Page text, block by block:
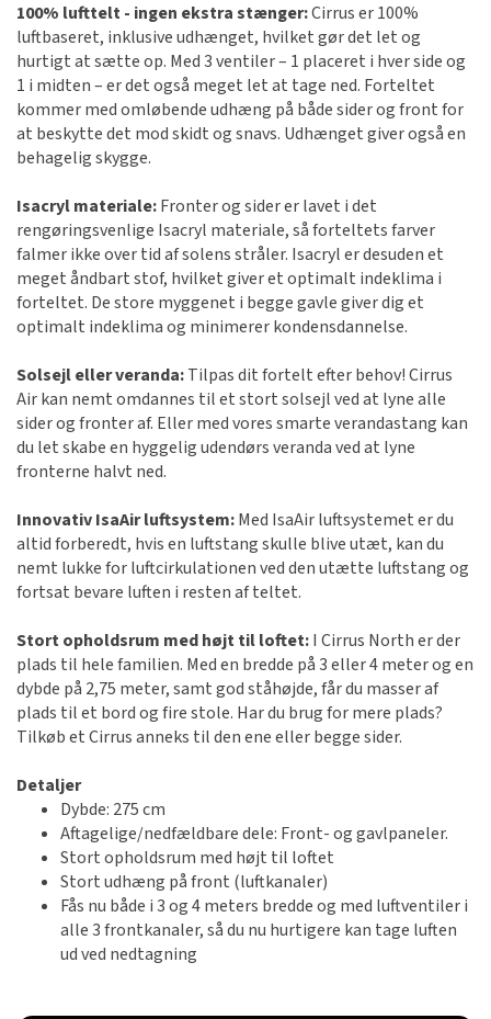
100% lufttelt - ingen ekstra stænger:Cirrus er 100%
luftbaseret, inklusive udhænget, hvilket gør det let og
hurtigt at sætte op. Med 3 ventiler – 1 placeret i hver side og
1 i midten – er det også meget let at tage ned. Forteltet
kommer med omløbende udhæng på både sider og front for
at beskytte det mod skidt og snavs. Udhænget giver også en
behagelig skygge.
Isacryl materiale:Fronter og sider er lavet i det
rengøringsvenlige Isacryl materiale, så forteltets farver
falmer ikke over tid af solens stråler. Isacryl er desuden et
meget åndbart stof, hvilket giver et optimalt indeklima i
forteltet. De store myggenet i begge gavle giver dig et
optimalt indeklima og minimerer kondensdannelse.
Solsejl eller veranda:Tilpas dit fortelt efter behov! Cirrus
Air kan nemt omdannes til et stort solsejl ved at lyne alle
sider og fronter af. Eller med vores smarte verandastang kan
du let skabe en hyggelig udendørs veranda ved at lyne
fronterne halvt ned.
Innovativ IsaAir luftsystem:Med IsaAir luftsystemet er du
altid forberedt, hvis en luftstang skulle blive utæt, kan du
nemt lukke for luftcirkulationen ved den utætte luftstang og
fortsat bevare luften i resten af teltet.
Stort opholdsrum med højt til loftet:I Cirrus North er der
plads til hele familien. Med en bredde på 3 eller 4 meter og en
dybde på 2,75 meter, samt god ståhøjde, får du masser af
plads til et bord og fire stole. Har du brug for mere plads?
Tilkøb et Cirrus anneks til den ene eller begge sider.
Detaljer
Dybde: 275 cm
Aftagelige/nedfældbare dele: Front- og gavlpaneler.
Stort opholdsrum med højt til loftet
Stort udhæng på front (luftkanaler)
Fås nu både i 3 og 4 meters bredde og med luftventiler i
alle 3 frontkanaler, så du nu hurtigere kan tage luften
ud ved nedtagning